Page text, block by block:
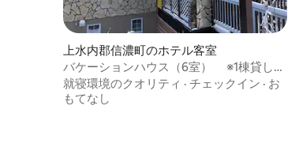
上水内郡信濃町のホテル客室
バケーションハウス（6室） ※1棟貸しと
なります
就寝環境のクオリティ · チェックイン · お
もてなし